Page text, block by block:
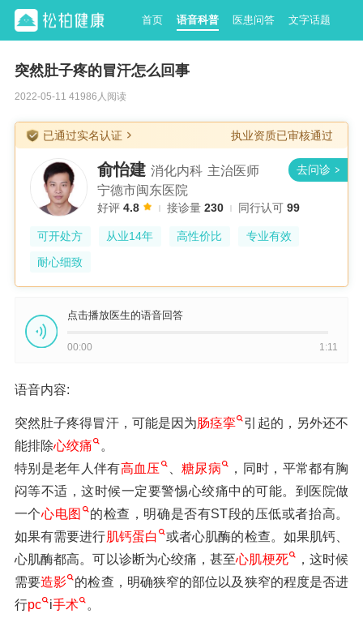
首页 语音科普 医患问答 文字话题
突然肚子疼的冒汗怎么回事
2022-05-11 41986人阅读
已通过实名认证 执业资质已审核通过
俞怡建 消化内科 主治医师
宁德市闽东医院
好评4.8 接诊量230 同行认可99
可开处方 从业14年 高性价比
专业有效
耐心细致
点击播放医生的语音回答
00:00 1:11
语音内容:
突然肚子疼得冒汗，可能是因为肠痉挛
引起的，另外还不
能排除心绞痛
。
特别是老年人伴有高血压 、糖尿病
，同时，平常都有胸
闷等不适，这时候一定要警惕心绞痛中的可能。到医院做
一个心电图
的检查，明确是否有ST段的压低或者抬高。
如果有需要进行肌钙蛋白
或者心肌酶的检查。如果肌钙、
心肌酶都高。可以诊断为心绞痛，甚至心肌梗死
，这时候
需要造影
的检查，明确狭窄的部位以及狭窄的程度是否进
行pc i手术 。